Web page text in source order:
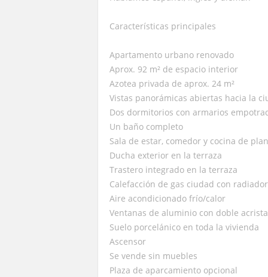
Características principales
Apartamento urbano renovado
Aprox. 92 m² de espacio interior
Azotea privada de aprox. 24 m²
Vistas panorámicas abiertas hacia la
Dos dormitorios con armarios
Un baño completo
Sala de estar, comedor y cocina de
Ducha exterior en la terraza
Trastero integrado en la terraza
Calefacción de gas ciudad con
Aire acondicionado frío/calor
Ventanas de aluminio con doble
Suelo porcelánico en toda la vivienda
Ascensor
Se vende sin muebles
Plaza de aparcamiento opcional